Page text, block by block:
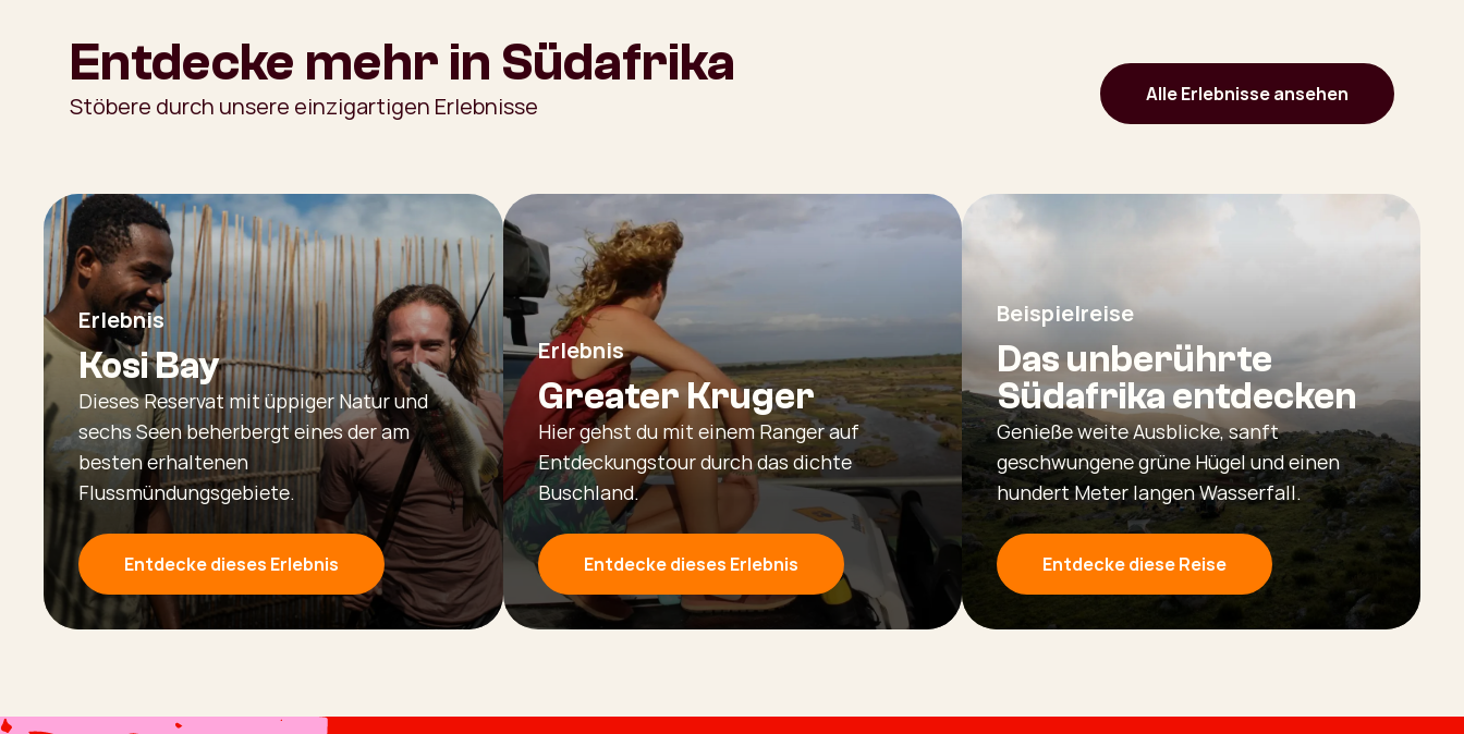
Entdecke mehr in Südafrika
Stöbere durch unsere einzigartigen Erlebnisse Alle Erlebnisse ansehen
Erlebnis
Kosi Bay
Dieses Reservat mit üppiger Natur und
sechs Seen beherbergt eines der am
besten erhaltenen
Flussmündungsgebiete.
Entdecke dieses Erlebnis
Erlebnis
Greater Kruger
Hier gehst du mit einem Ranger auf
Entdeckungstour durch das dichte
Buschland.
Entdecke dieses Erlebnis
Beispielreise
Das unberührte
Südafrika entdecken
Genieße weite Ausblicke, sanft
geschwungene grüne Hügel und einen
hundert Meter langen Wasserfall.
Entdecke diese Reise